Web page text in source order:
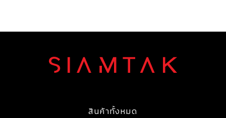
สินค้าทั้งหมด